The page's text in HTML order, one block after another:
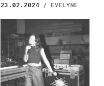
23.02.2024 / EVELYNE